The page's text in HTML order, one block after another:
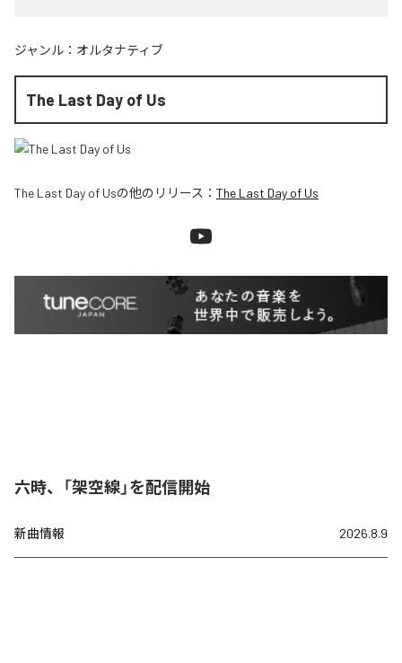
ジャンル： オルタナティブ
The Last Day of Us
The Last Day of Usの他のリリース： The Last Day of Us
六時、「架空線」を配信開始
新曲情報 2026.8.9